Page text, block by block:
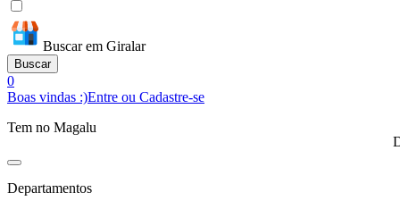
Buscar em Giralar
Buscar
0
Boas vindas :)Entre ou Cadastre-se
Tem no Magalu
Departamentos